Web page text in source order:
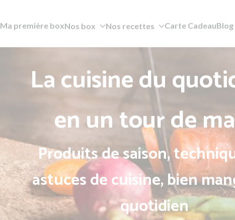
Ma première boxNos box Nos recettes Carte CadeauBlog
La cuisine du
en un tour de
Produits de saison,
astuces de cuisine, bien
quotidien